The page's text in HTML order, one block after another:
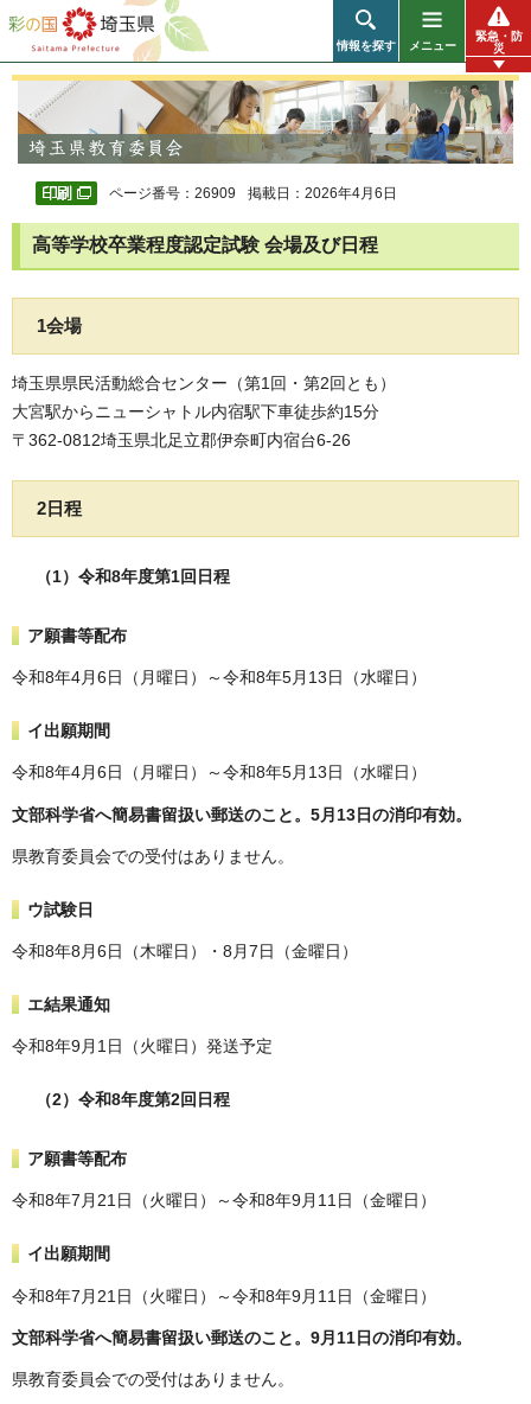
彩の国 埼玉県
情報を探す メニュー
緊急・防
災
ページ番号：26909 掲載日：2026年4月6日
高等学校卒業程度認定試験 会場及び日程
1会場
埼玉県県民活動総合センター（第1回・第2回とも）
大宮駅からニューシャトル内宿駅下車徒歩約15分
〒362-0812埼玉県北足立郡伊奈町内宿台6-26
2日程
（1）令和8年度第1回日程
ア願書等配布
令和8年4月6日（月曜日）～令和8年5月13日（水曜日）
イ出願期間
令和8年4月6日（月曜日）～令和8年5月13日（水曜日）
文部科学省へ簡易書留扱い郵送のこと。5月13日の消印有効。
県教育委員会での受付はありません。
ウ試験日
令和8年8月6日（木曜日）・8月7日（金曜日）
エ結果通知
令和8年9月1日（火曜日）発送予定
（2）令和8年度第2回日程
ア願書等配布
令和8年7月21日（火曜日）～令和8年9月11日（金曜日）
イ出願期間
令和8年7月21日（火曜日）～令和8年9月11日（金曜日）
文部科学省へ簡易書留扱い郵送のこと。9月11日の消印有効。
県教育委員会での受付はありません。